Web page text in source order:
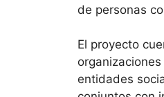
de personas
El proyecto
entidades